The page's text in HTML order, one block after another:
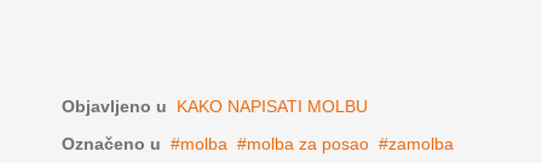
Objavljeno u
KAKO NAPISATI MOLBU
Označeno u
molba molba za posao
zamolba